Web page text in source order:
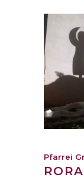
Pfarrei